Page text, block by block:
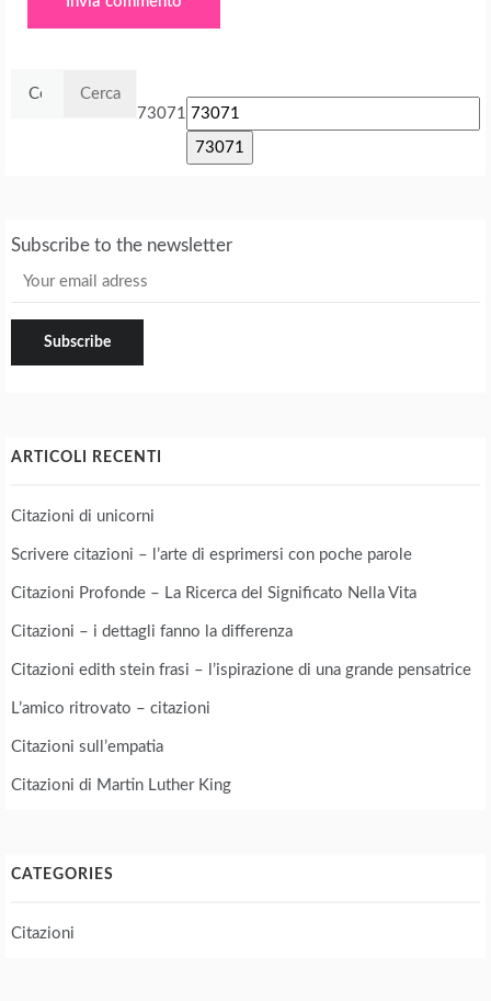
73071
Subscribe to the newsletter
ARTICOLI RECENTI
Citazioni di unicorni
Scrivere citazioni – l’arte di esprimersi con poche parole
Citazioni Profonde – La Ricerca del Significato Nella Vita
Citazioni – i dettagli fanno la differenza
Citazioni edith stein frasi – l’ispirazione di una grande pensatrice
L’amico ritrovato – citazioni
Citazioni sull’empatia
Citazioni di Martin Luther King
CATEGORIES
Citazioni